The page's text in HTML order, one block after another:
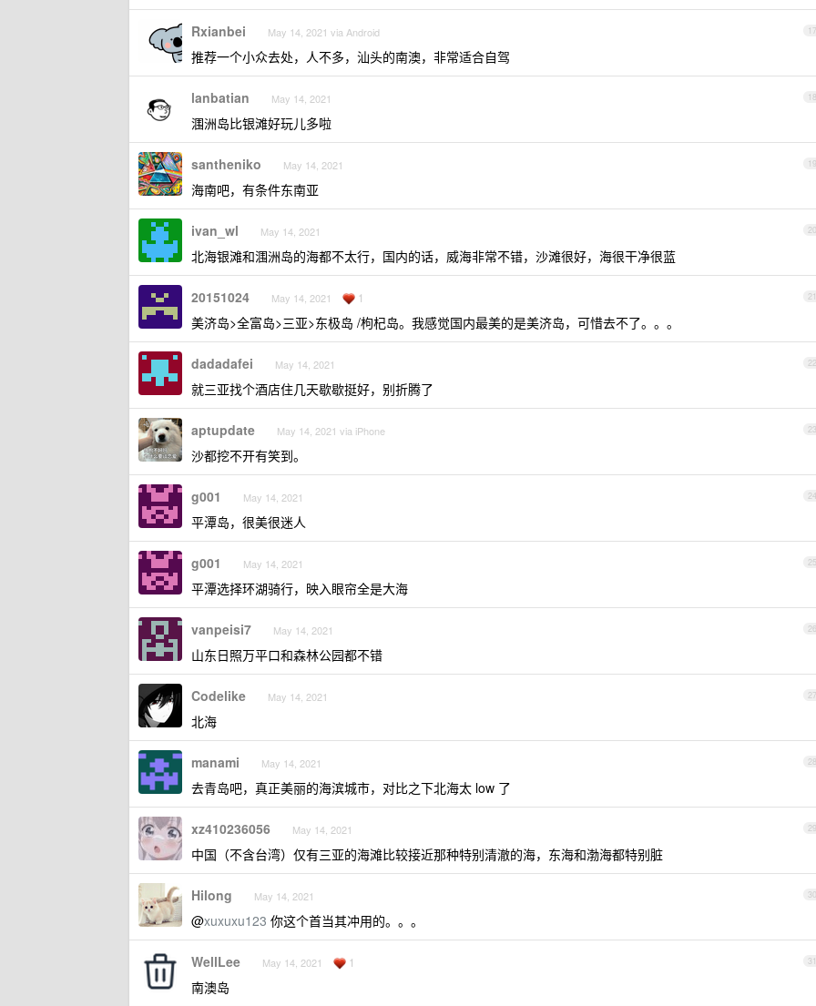
17
Rxianbei May 14, 2021 via Android
推荐一个小众去处，人不多，汕头的南澳，非常适合自驾
18
lanbatian May 14, 2021
涠洲岛比银滩好玩儿多啦
19
santheniko May 14, 2021
海南吧，有条件东南亚
20
ivan_wl May 14, 2021
北海银滩和涠洲岛的海都不太行，国内的话，威海非常不错，沙滩很好，海很干净很蓝
21
20151024 May 14, 2021 1
美济岛>全富岛>三亚>东极岛 /枸杞岛。我感觉国内最美的是美济岛，可惜去不了。。。
22
dadadafei May 14, 2021
就三亚找个酒店住几天歇歇挺好，别折腾了
23
aptupdate May 14, 2021 via iPhone
沙都挖不开有笑到。
24
g001 May 14, 2021
平潭岛，很美很迷人
25
g001 May 14, 2021
平潭选择环湖骑行，映入眼帘全是大海
26
vanpeisi7 May 14, 2021
山东日照万平口和森林公园都不错
27
Codelike May 14, 2021
北海
28
manami May 14, 2021
去青岛吧，真正美丽的海滨城市，对比之下北海太 low 了
29
xz410236056 May 14, 2021
中国（不含台湾）仅有三亚的海滩比较接近那种特别清澈的海，东海和渤海都特别脏
30
Hilong May 14, 2021
@xuxuxu123 你这个首当其冲用的。。。
31
WellLee May 14, 2021 1
南澳岛